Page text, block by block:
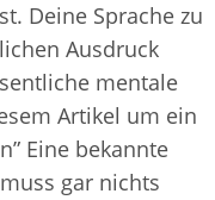
Deine Sprache zu
Ausdruck
mentale
Artikel um ein
Eine bekannte
gar nichts